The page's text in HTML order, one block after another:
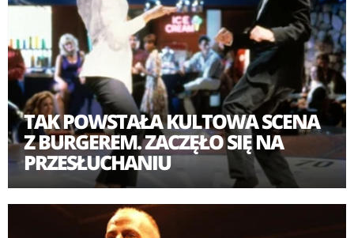
TAK POWSTAŁA KULTOWA SCENA
Z BURGEREM. ZACZĘŁO SIĘ NA
PRZESŁUCHANIU